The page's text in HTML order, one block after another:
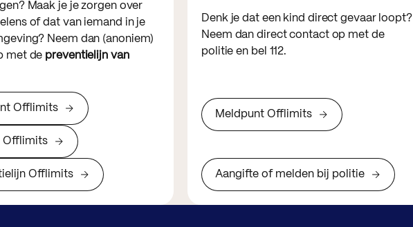
Maak je je zorgen over
of dat van iemand in je
Neem dan (anoniem)
met de preventielijn van
Offlimits
Offlimits
Offlimits
Denk je dat een kind direct gevaar loopt?
Neem dan direct contact op met de
politie en bel 112.
Meldpunt Offlimits
Aangifte of melden bij politie